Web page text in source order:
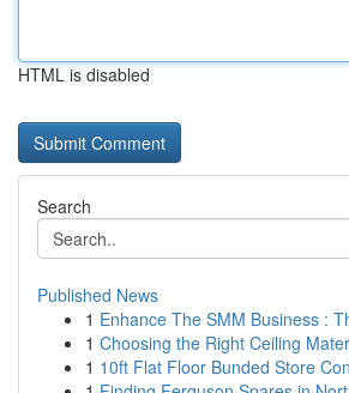
HTML is disabled
Search
Published News
1 Enhance The SMM Business :
1 Choosing the Right Ceiling
1 10ft Flat Floor Bunded Store